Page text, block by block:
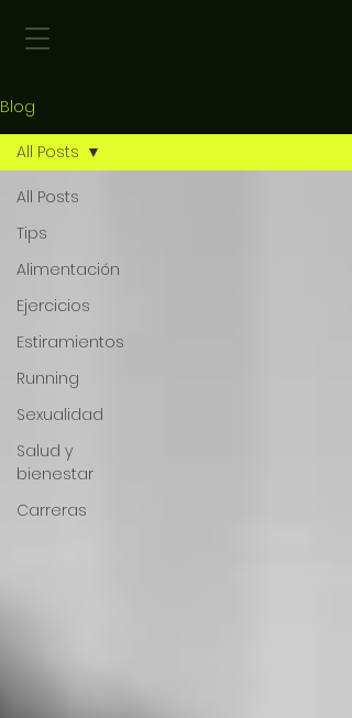
Blog
All Posts
Tips
Alimentación
Ejercicios
Estiramientos
Running
Sexualidad
Salud y
bienestar
Carreras
All Posts